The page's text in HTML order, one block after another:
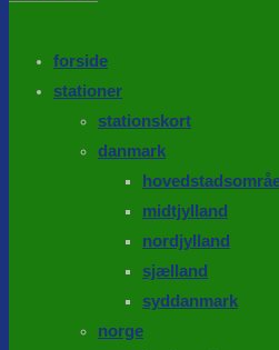
forside
stationer
stationskort
danmark
midtjylland
nordjylland
sjælland
syddanmark
norge